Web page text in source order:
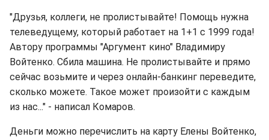
"Друзья, коллеги, не пролистывайте! Помощь нужна
телеведущему, который работает на 1+1 с 1999 года!
Автору программы "Аргумент кино" Владимиру
Войтенко. Сбила машина. Не пролистывайте и прямо
сейчас возьмите и через онлайн-банкинг переведите,
сколько можете. Такое может произойти с каждым
из нас..." - написал Комаров.
Деньги можно перечислить на карту Елены Войтенко,